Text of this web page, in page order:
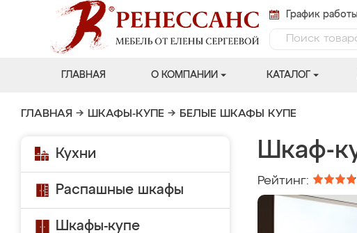
График
ГЛАВНАЯ О КОМПАНИИ КАТАЛОГ
ГЛАВНАЯ → ШКАФЫ-КУПЕ → БЕЛЫЕ ШКАФЫ КУПЕ
Кухни
Распашные шкафы
Шкафы-купе
Шкаф-
Рейтинг: